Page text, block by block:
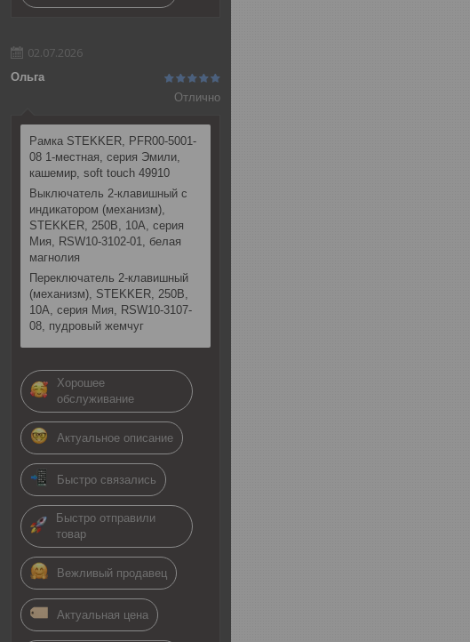
02.07.2026
Ольга
Отлично
Рамка STEKKER, PFR00-5001-
08 1-местная, серия Эмили,
кашемир, soft touch 49910
Выключатель 2-клавишный c
индикатором (механизм),
STEKKER, 250В, 10А, серия
Мия, RSW10-3102-01, белая
магнолия
Переключатель 2-клавишный
(механизм), STEKKER, 250В,
10А, серия Мия, RSW10-3107-
08, пудровый жемчуг
Хорошее
обслуживание
Актуальное описание
Быстро связались
Быстро отправили
товар
Вежливый продавец
Актуальная цена